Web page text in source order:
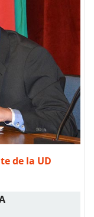
de la UD